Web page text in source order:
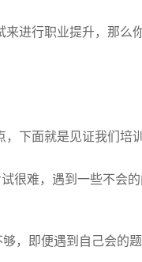
进行职业提升，那么
下面就是见证我们培训
很难，遇到一些不会
，即便遇到自己会的